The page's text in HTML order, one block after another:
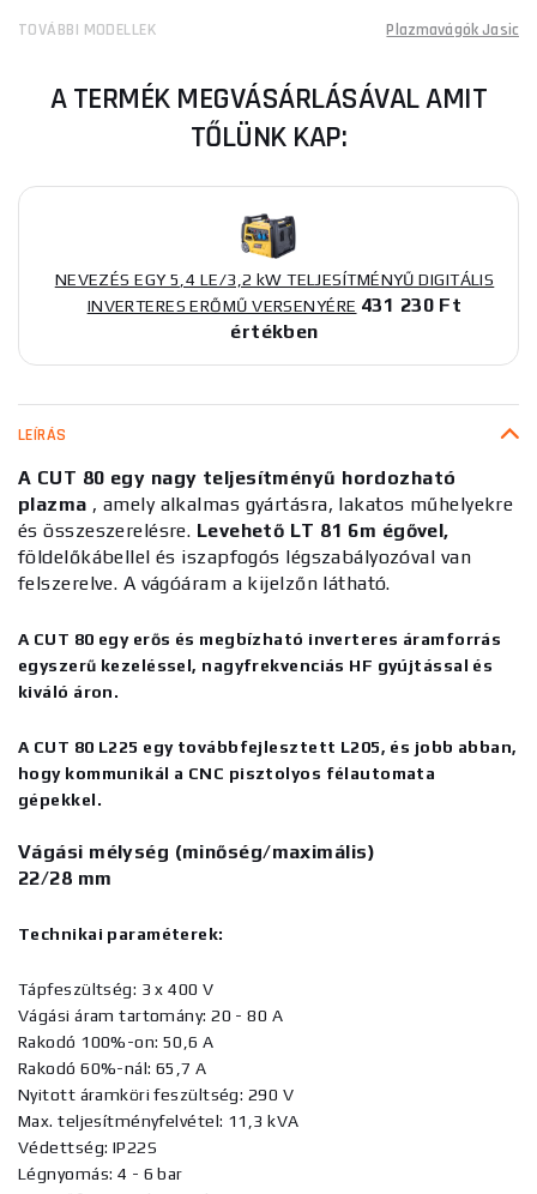
TOVÁBBI MODELLEK Plazmavágók Jasic
A TERMÉK MEGVÁSÁRLÁSÁVAL AMIT
TŐLÜNK KAP:
NEVEZÉS EGY 5,4 LE/3,2 kW TELJESÍTMÉNYŰ DIGITÁLIS
INVERTERES ERŐMŰ VERSENYÉRE 431 230 Ft
értékben
LEÍRÁS
A CUT 80 egy nagy teljesítményű hordozható
plazma , amely alkalmas gyártásra, lakatos műhelyekre
és összeszerelésre. Levehető LT 81 6m égővel,
földelőkábellel és iszapfogós légszabályozóval van
felszerelve. A vágóáram a kijelzőn látható.
A CUT 80 egy erős és megbízható inverteres áramforrás
egyszerű kezeléssel, nagyfrekvenciás HF gyújtással és
kiváló áron.
A CUT 80 L225 egy továbbfejlesztett L205, és jobb abban,
hogy kommunikál a CNC pisztolyos félautomata
gépekkel.
Vágási mélység (minőség/maximális)
22/28 mm
Technikai paraméterek:
Tápfeszültség: 3 x 400 V
Vágási áram tartomány: 20 - 80 A
Rakodó 100%-on: 50,6 A
Rakodó 60%-nál: 65,7 A
Nyitott áramköri feszültség: 290 V
Max. teljesítményfelvétel: 11,3 kVA
Védettség: IP22S
Légnyomás: 4 - 6 bar